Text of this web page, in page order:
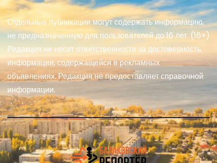
Отдельные публикации могут содержать информацию,
не предназначенную для пользователей до 16 лет. (16+)
Редакция не несет ответственности за достоверность
информации, содержащейся в рекламных
объявлениях. Редакция не предоставляет справочной
информации.